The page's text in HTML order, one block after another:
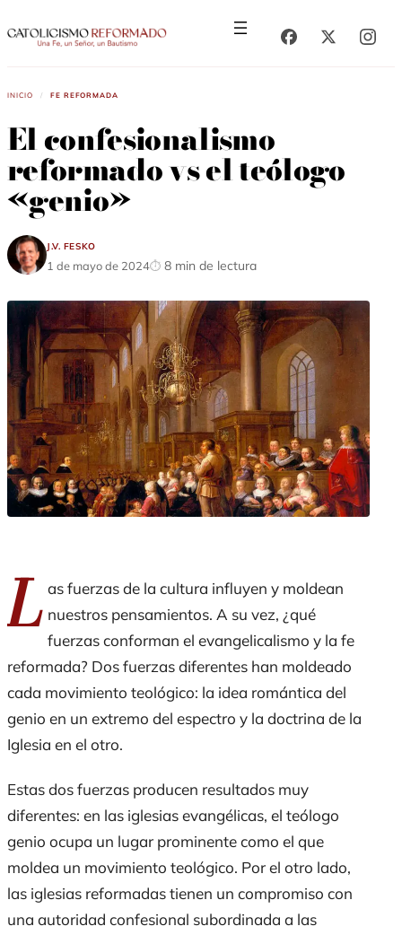
al
al
Inicio / Fe Reformada
El confesionalismo
reformado vs el teólogo
«genio»
J.V. Fesko
1 de mayo de 2024 8 min de lectura
L as fuerzas de la cultura influyen y moldean
nuestros pensamientos. A su vez, ¿qué
fuerzas conforman el evangelicalismo y la fe
reformada? Dos fuerzas diferentes han moldeado
cada movimiento teológico: la idea romántica del
genio en un extremo del espectro y la doctrina de la
Iglesia en el otro.
Estas dos fuerzas producen resultados muy
diferentes: en las iglesias evangélicas, el teólogo
genio ocupa un lugar prominente como el que
moldea un movimiento teológico. Por el otro lado,
las iglesias reformadas tienen un compromiso con
una autoridad confesional subordinada a las